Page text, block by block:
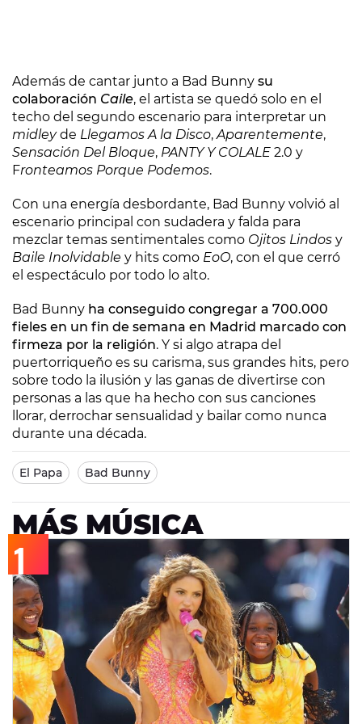
Además de cantar junto a Bad Bunny su
colaboración Caile, el artista se quedó solo en el
techo del segundo escenario para interpretar un
midleyde Llegamos A la Disco,Aparentemente,
Sensación Del Bloque, PANTY Y COLALE 2.0 y
Fronteamos Porque Podemos.
Con una energía desbordante, Bad Bunny volvió al
escenario principal con sudadera y falda para
mezclar temas sentimentales como Ojitos Lindos y
Baile Inolvidable y hits como EoO, con el que cerró
el espectáculo por todo lo alto.
Bad Bunny ha conseguido congregar a 700.000
fieles en un fin de semana en Madrid marcado con
firmeza por la religión. Y si algo atrapa del
puertorriqueño es su carisma, sus grandes hits, pero
sobre todo la ilusión y las ganas de divertirse con
personas a las que ha hecho con sus canciones
llorar, derrochar sensualidad y bailar como nunca
durante una década.
El Papa Bad Bunny
MÁS MÚSICA